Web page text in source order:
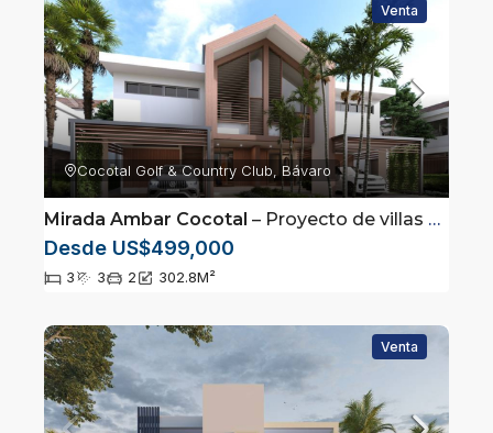
Venta
Cocotal Golf & Country Club, Bávaro
Mirada Ambar Cocotal – Proyecto de villas exclusivas en Cocotal, Punta Cana
Desde US$499,000
3 3 2 302.8M²
Venta